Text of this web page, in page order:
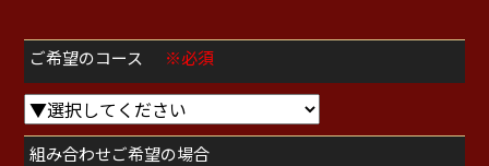
ご希望のコース ※必須
組み合わせご希望の場合